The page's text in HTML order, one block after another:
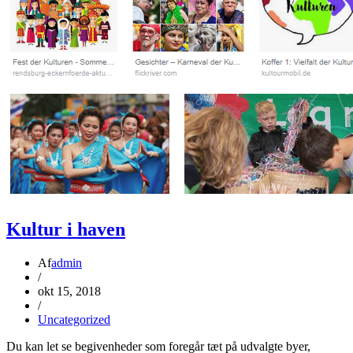
Kultur i haven
Afadmin
/
okt 15, 2018
/
Uncategorized
Du kan let se begivenheder som foregår tæt på udvalgte byer,